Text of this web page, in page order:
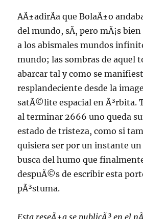
AÃ±adirÃ­a que BolaÃ±o
del mundo, sÃ­, pero mÃ¡s
a los abismales mundos
mundo; las sombras de aquel
abarcar tal y como se
resplandeciente desde la
satÃ©lite espacial en Ã³rbita.
al terminar 2666 uno queda
estado de tristeza, como si
quisiera ser por un instante un
busca del humo que
despuÃ©s de escribir esta
pÃ³stuma.